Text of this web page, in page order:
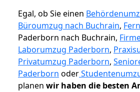
Egal, ob Sie einen
Büroumzug nach Buchrain,
Paderborn nach Buchrain,
Laborumzug Paderborn,
Privatumzug Paderborn,
Paderborn oder
planen wir haben die besten